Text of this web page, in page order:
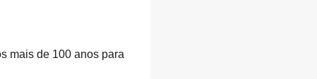
mais de 100 anos para